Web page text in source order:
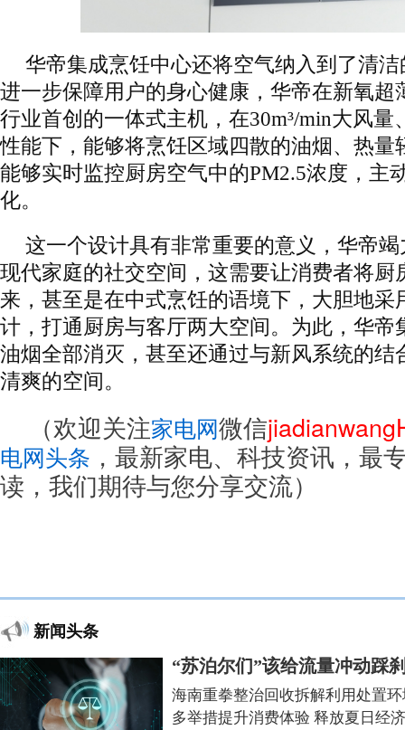
华帝集成烹饪中心还将空气纳入到了清
进一步保障用户的身心健康，华帝在新氧超
行业首创的一体式主机，在30m³/min大风量
性能下，能够将烹饪区域四散的油烟、热量
能够实时监控厨房空气中的PM2.5浓度，主
化。
这一个设计具有非常重要的意义，华帝
现代家庭的社交空间，这需要让消费者将厨
来，甚至是在中式烹饪的语境下，大胆地采
计，打通厨房与客厅两大空间。为此，华帝
油烟全部消灭，甚至还通过与新风系统的结
清爽的空间。
（欢迎关注家电网微信
电网头条 ，最新家电、科技资讯，最
读，我们期待与您分享交流）
新闻头条
“苏泊尔们”该给流量冲动踩
海南重拳整治回收拆解利用处置
多举措提升消费体验 释放夏日经